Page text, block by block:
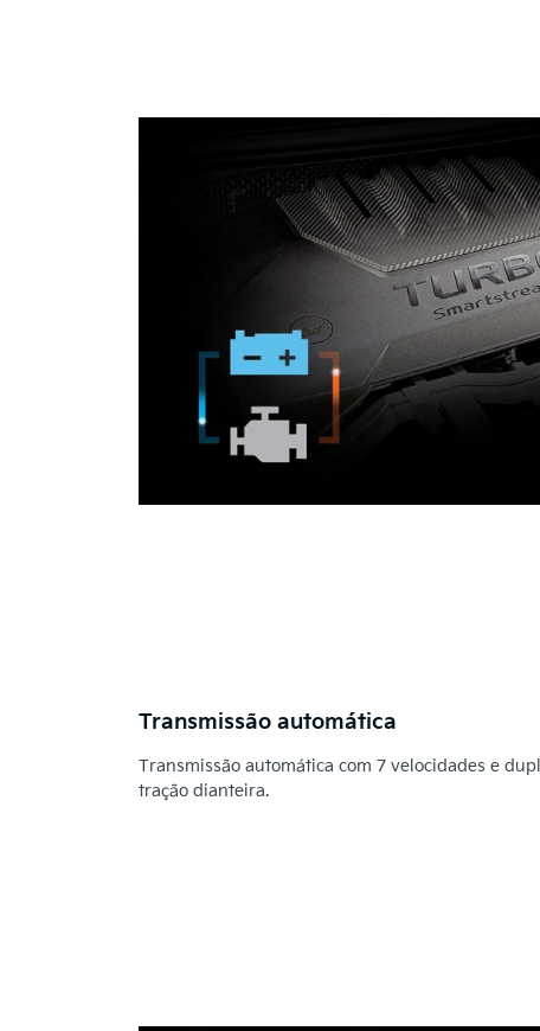
Transmissão automática
Transmissão automática com 7 velocidades e
tração dianteira.